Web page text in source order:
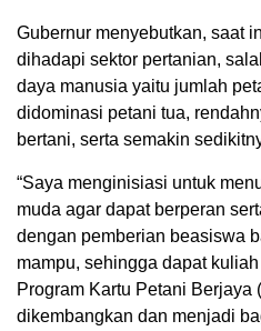
Gubernur menyebutkan, saat
dihadapi sektor pertanian,
daya manusia yaitu jumlah
didominasi petani tua,
bertani, serta semakin
“Saya menginisiasi untuk
muda agar dapat berperan
dengan pemberian beasiswa
mampu, sehingga dapat
Program Kartu Petani Berjaya
dikembangkan dan menjadi